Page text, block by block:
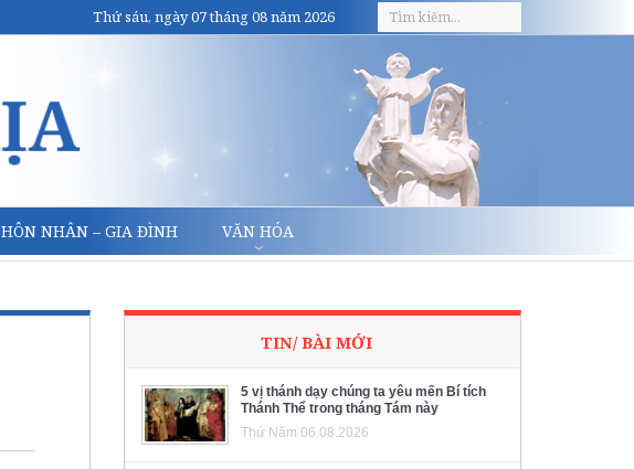
Thứ sáu, ngày 07 tháng 08 năm 2026
HÔN NHÂN – GIA ĐÌNH VĂN HÓA
TIN/ BÀI MỚI
5 vị thánh dạy chúng ta yêu mến Bí tích
Thánh Thể trong tháng Tám này
Thứ Năm 06.08.2026